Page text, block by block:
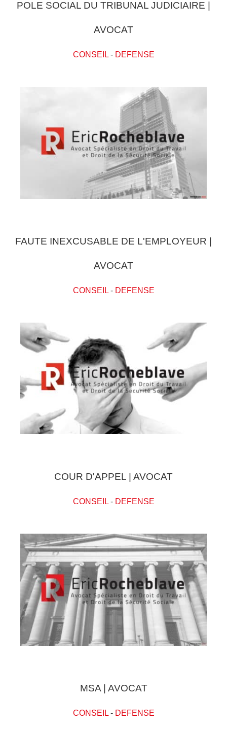
POLE SOCIAL DU TRIBUNAL JUDICIAIRE |
AVOCAT
CONSEIL- DEFENSE
FAUTE INEXCUSABLE DE L'EMPLOYEUR |
AVOCAT
CONSEIL- DEFENSE
COUR D'APPEL | AVOCAT
CONSEIL- DEFENSE
MSA | AVOCAT
CONSEIL- DEFENSE